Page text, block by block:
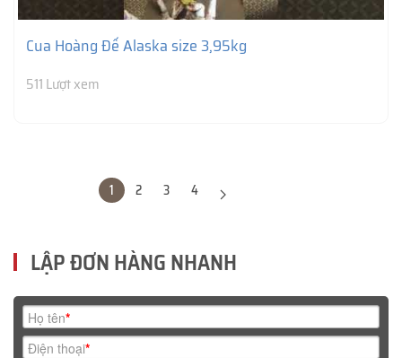
Cua Hoàng Đế Alaska size 3,95kg
511 Lượt xem
1 2 3 4
LẬP ĐƠN HÀNG NHANH
Họ tên*
Điện thoại*